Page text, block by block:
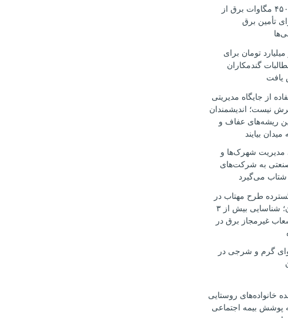
واردات ۴۵۰ مگاوات برق از
تأمین برق
میلیارد تومان برای
گندمکاران
یافت
از جایگاه مدیریتی
نیست؛ اندیشمندان
ریشه‌های عفاف و
بیایند
مدیریت شهرک‌ها و
به شرکت‌های
شتاب می‌گیرد
طرح مهتاب در
مازندران؛ شناسایی بیش از ۳
غیرمجاز برق در
گرم و شرجی در
خانواده‌های روستایی
پوشش بیمه اجتماعی